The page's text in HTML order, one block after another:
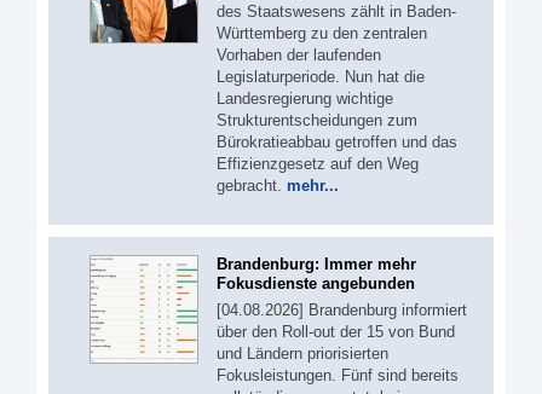
des Staatswesens zählt in Baden-
Württemberg zu den zentralen
Vorhaben der laufenden
Legislaturperiode. Nun hat die
Landesregierung wichtige
Strukturentscheidungen zum
Bürokratieabbau getroffen und das
Effizienzgesetz auf den Weg
gebracht. mehr...
Brandenburg: Immer mehr
Fokusdienste angebunden
[04.08.2026] Brandenburg informiert
über den Roll-out der 15 von Bund
und Ländern priorisierten
Fokusleistungen. Fünf sind bereits